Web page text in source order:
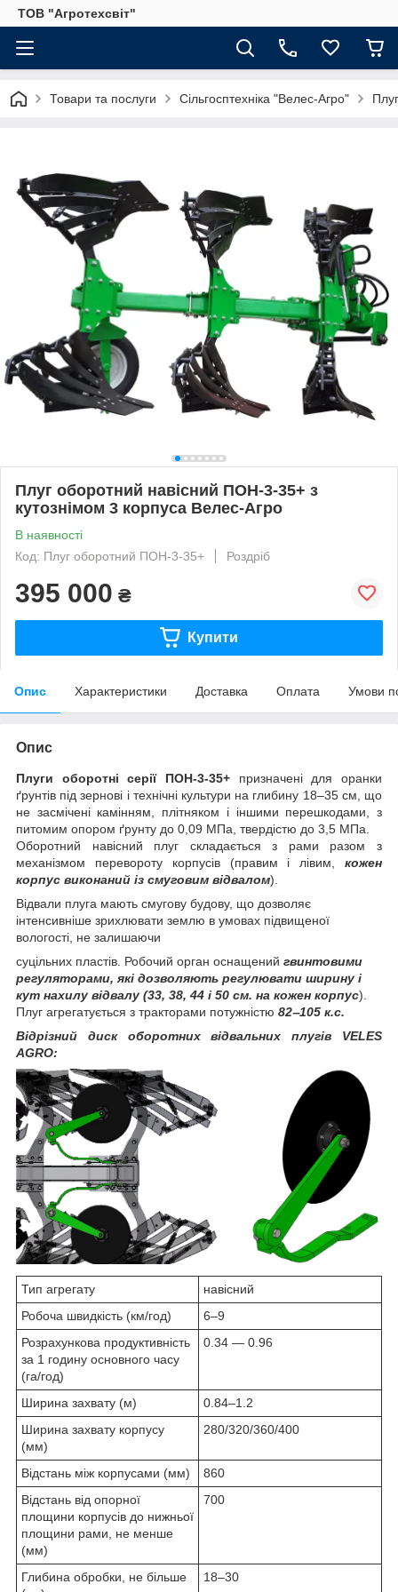
ТОВ "Агротехсвіт"
Товари та послуги Сільгосптехніка "Велес-Агро"
Плуг оборотний навісний ПОН-3-35+ з
кутознімом 3 корпуса Велес-Агро
В наявності
Код: Плуг оборотний ПОН-3-35+
Роздріб
395 000 ₴
Купити
Опис Характеристики Доставка Оплата Умови
Опис
Плуги оборотні серії ПОН-3-35+ призначені для оранки
ґрунтів під зернові і технічні культури на глибину 18‒35 см, що
не засмічені камінням, плітняком і іншими перешкодами, з
питомим опором ґрунту до 0,09 МПа, твердістю до 3,5 МПа.
Оборотний навісний плуг складається з рами разом з
механізмом перевороту корпусів (правим і лівим, кожен
корпус виконаний із смуговим відвалом).
Відвали плуга мають смугову будову, що дозволяє
інтенсивніше зрихлювати землю в умовах підвищеної
вологості, не залишаючи
суцільних пластів. Робочий орган оснащений гвинтовими
регуляторами, які дозволяють регулювати ширину і
кут нахилу відвалу (33, 38, 44 і 50 см. на кожен корпус).
Плуг агрегатується з тракторами потужністю 82‒105 к.с.
Відрізний диск оборотних відвальних плугів VELES
AGRO:
Тип агрегату
навісний
Робоча швидкість (км/год)
6‒9
Розрахункова продуктивність
за 1 годину основного часу
(га/год)
0.34 — 0.96
Ширина захвату (м)
0.84‒1.2
Ширина захвату корпусу
(мм)
280/320/360/400
Відстань між корпусами (мм)
860
Відстань від опорної
площини корпусів до нижньої
площини рами, не менше
(мм)
700
Глибина обробки, не більше
18‒30